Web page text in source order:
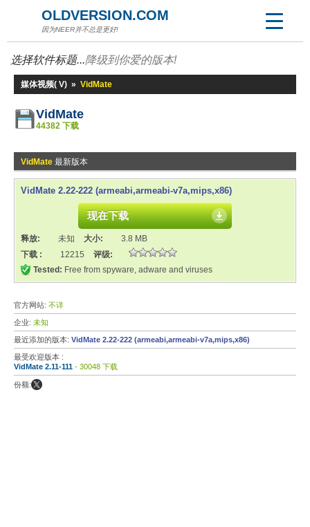
OLDVERSION.COM
因为NEER并不总是更好!
选择软件标题...降级到你爱的版本!
媒体视频( V) » VidMate
VidMate
44382 下载
VidMate 最新版本
VidMate 2.22-222 (armeabi,armeabi-v7a,mips,x86)
现在下载
释放: 未知 大小:
3.8 MB
下载 :
12215
评级:
Tested: Free from spyware, adware and viruses
官方网站: 不详
企业: 未知
最近添加的版本: VidMate 2.22-222 (armeabi,armeabi-v7a,mips,x86)
最受欢迎版本 :
VidMate 2.11-111 - 30048 下载
份额: